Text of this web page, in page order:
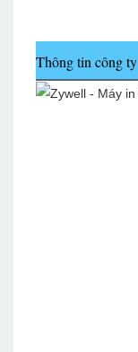
Thông tin công ty